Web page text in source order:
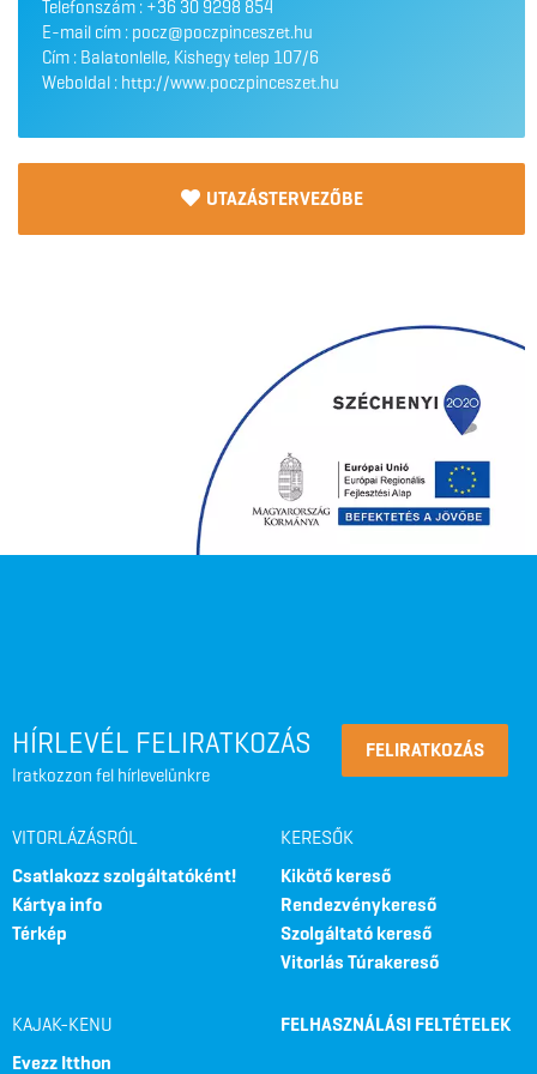
Telefonszám : +36 30 9298 854
E-mail cím : pocz@poczpinceszet.hu
Cím : Balatonlelle, Kishegy telep 107/6
Weboldal : http://www.poczpinceszet.hu
UTAZÁSTERVEZŐBE
HÍRLEVÉL FELIRATKOZÁS
Iratkozzon fel hírlevelünkre
FELIRATKOZÁS
VITORLÁZÁSRÓL
Csatlakozz szolgáltatóként!
Kártya info
Térkép
KERESŐK
Kikötő kereső
Rendezvénykereső
Szolgáltató kereső
Vitorlás Túrakereső
KAJAK-KENU
Evezz Itthon
FELHASZNÁLÁSI FELTÉTELEK